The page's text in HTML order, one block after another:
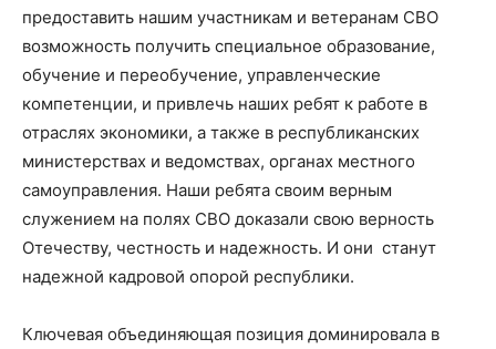
предоставить нашим участникам и ветеранам СВО
возможность получить специальное образование,
обучение и переобучение, управленческие
компетенции, и привлечь наших ребят к работе в
отраслях экономики, а также в республиканских
министерствах и ведомствах, органах местного
самоуправления. Наши ребята своим верным
служением на полях СВО доказали свою верность
Отечеству, честность и надежность. И они станут
надежной кадровой опорой республики.
Ключевая объединяющая позиция доминировала в